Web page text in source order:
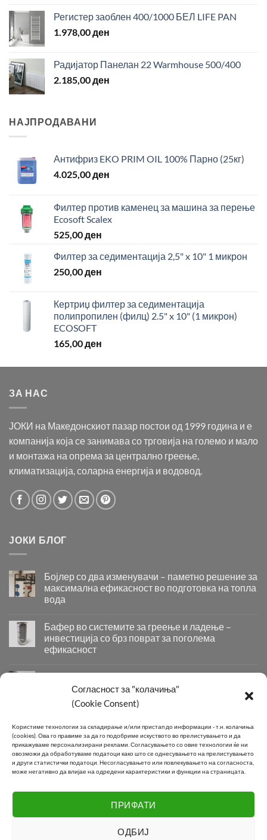
Согласност за "колачиња"
(Cookie Consent)
Kористиме технологии за складирање и/или пристап до информации - т.н. колачиња
(cookies).Ова го правиме за да го подобриме искуството во прелистувањето и да
прикажуваме персонализирани реклами.Согласувањето со овие технологии ќе ни
овозможи да обработуваме податоци како што се однесувањето на прелистувањето
и други статистички податоци.Несогласувањето или повлекувањето на согласноста,
може негативно да влијае на одредени карактеристики и функции на страницата.
ПРИФАТИ
ОДБИЈ
Регистер заоблен 400/1000 БЕЛ LIFE PAN
1.978,00ден
Радијатор Панелан 22 Warmhouse 500/400
2.185,00ден
НАЈПРОДАВАНИ
Антифриз EKO PRIM OIL 100% Парно (25кг)
4.025,00ден
Филтер против каменец за машина за перење
Ecosoft Scalex
525,00ден
Филтер за седиментација 2,5" x 10" 1 микрон
250,00ден
Кертриџ филтер за седиментација
полипропилен (филц) 2.5" x 10" (1 микрон)
ECOSOFT
165,00ден
ЗА НАС
ЈОКИ на Македонскиот пазар постои од 1999 година и е
компанија која се занимава со трговија на големо и мало
и монтажа на опрема за централно греење,
климатизација, соларна енергија и водовод.
ЈОКИ БЛОГ
Бојлер со два изменувачи – паметно решение за
максимална ефикасност во подготовка на топла
вода
со
изменувачи
–
решение
максимална
ефикасност
подготовка
на
топла
вода
Бафер во системите за греење и ладење –
инвестиција со брз поврат за поголема
ефикасност
во
–
инвестиција
со
брз
поврат
Придобивки од Инсталирање на Современи
Системи за Греење и Ладење
Придобивки
Современи
Системи
за
Греење
Ладење
КОНТАКТ
Телефон:+389 2 2581 800
+389 2 2550 118